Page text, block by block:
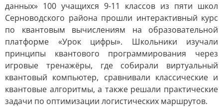
данных» 100 учащихся 9-11 классов из пяти школ
Серноводского района прошли интерактивный курс
по квантовым вычислениям на образовательной
платформе «Урок цифры». Школьники изучали
принципы квантового программирования через
игровые тренажёры, где собирали виртуальный
квантовый компьютер, сравнивали классические и
квантовые алгоритмы, а также решали практические
задачи по оптимизации логистических маршрутов.